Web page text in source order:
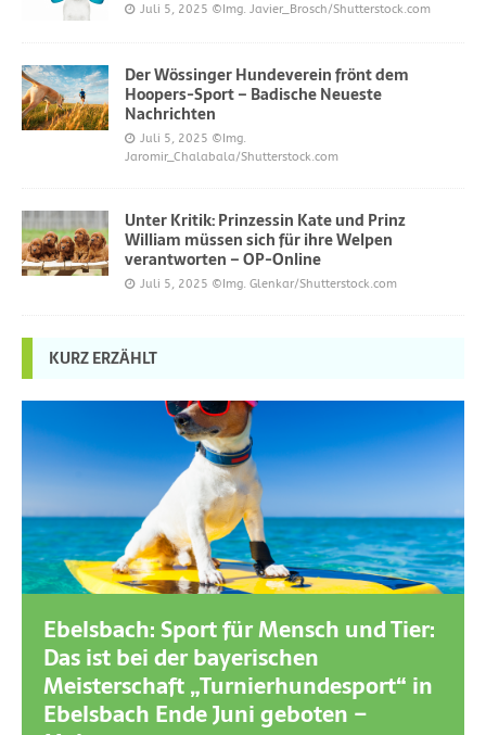
Juli 5, 2025 ©Img. Javier_Brosch/Shutterstock.com
Der Wössinger Hundeverein frönt dem
Hoopers-Sport – Badische Neueste
Nachrichten
Juli 5, 2025 ©Img.
Jaromir_Chalabala/Shutterstock.com
Unter Kritik: Prinzessin Kate und Prinz
William müssen sich für ihre Welpen
verantworten – OP-Online
Juli 5, 2025 ©Img. Glenkar/Shutterstock.com
KURZ ERZÄHLT
Ebelsbach: Sport für Mensch und Tier:
Das ist bei der bayerischen
Meisterschaft „Turnierhundesport“ in
Ebelsbach Ende Juni geboten –